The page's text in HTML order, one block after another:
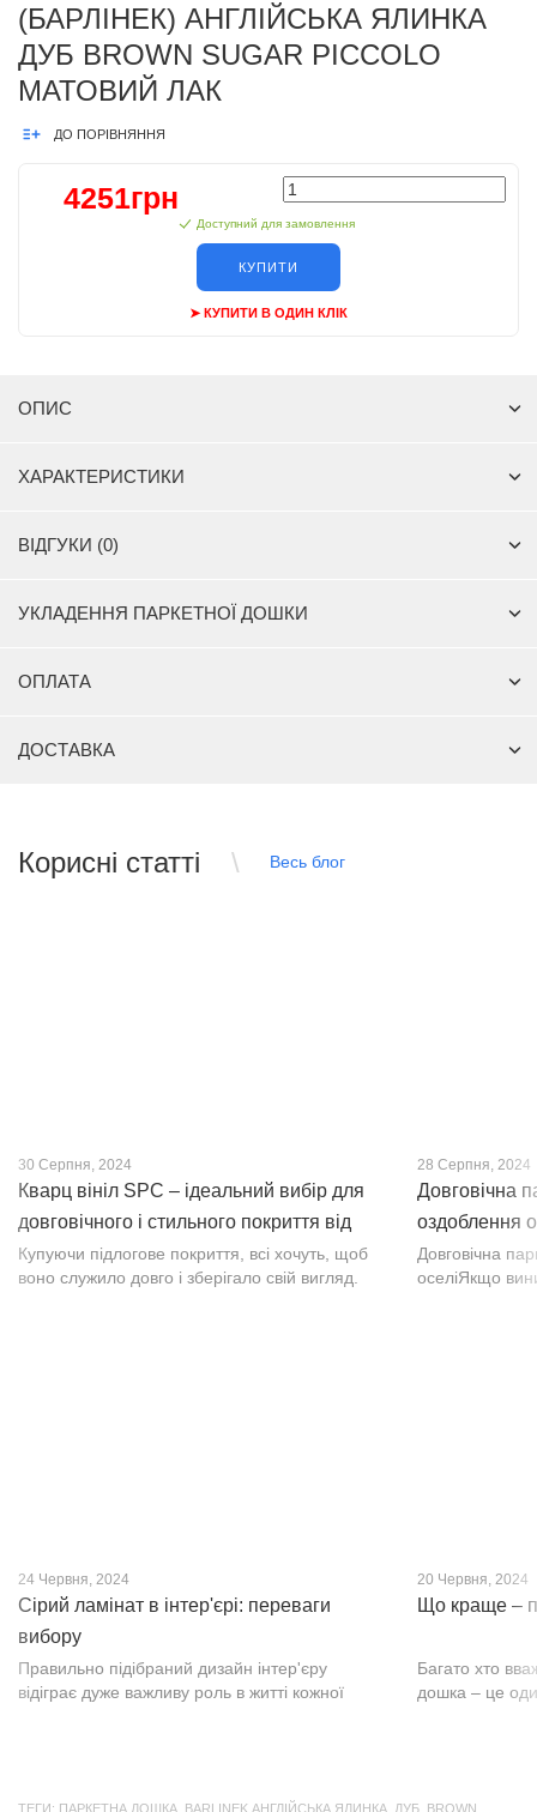
(БАРЛІНЕК) АНГЛІЙСЬКА ЯЛИНКА
ДУБ BROWN SUGAR PICCOLO
МАТОВИЙ ЛАК
ДО ПОРІВНЯННЯ
4251грн
Доступний для замовлення
КУПИТИ
➤ КУПИТИ В ОДИН КЛІК
ОПИС
ХАРАКТЕРИСТИКИ
ВІДГУКИ (0)
УКЛАДЕННЯ ПАРКЕТНОЇ ДОШКИ
ОПЛАТА
ДОСТАВКА
Корисні статті Весь блог
30 Серпня, 2024
Кварц вініл SPC – ідеальний вибір для
довговічного і стильного покриття від
PROFLOOR
Купуючи підлогове покриття, всі хочуть, щоб
воно служило довго і зберігало свій вигляд.
28 Серпня, 2024
Довговічна
оздоблення
Довговічна
оселіЯкщо
24 Червня, 2024
Сірий ламінат в інтер'єрі: переваги
вибору
Правильно підібраний дизайн інтер'єру
відіграє дуже важливу роль в житті кожної
20 Червня, 2024
Що краще –
Багато хто
дошка – це
ТЕГИ: ПАРКЕТНА ДОШКА BARLINEK АНГЛІЙСЬКА ЯЛИНКА ДУБ BROWN